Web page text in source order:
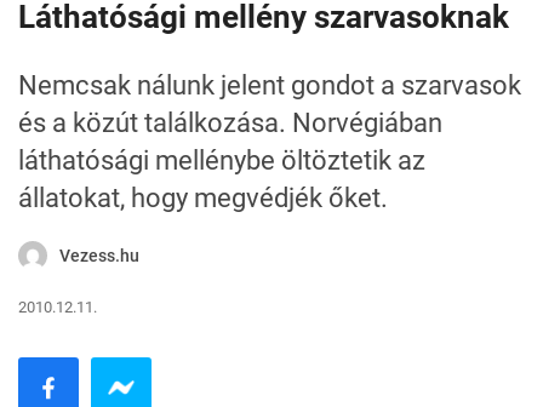
Láthatósági mellény szarvasoknak
Nemcsak nálunk jelent gondot a szarvasok
és a közút találkozása. Norvégiában
láthatósági mellénybe öltöztetik az
állatokat, hogy megvédjék őket.
Vezess.hu
2010.12.11.